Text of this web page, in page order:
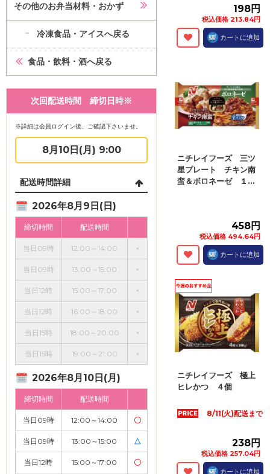
その他のお弁当材料・おかず
冷凍食品・アイスへ戻る
食品・飲料・酒へ戻る
次回配送時間 締切日時※
※詳細は会員ログイン後、ご確認下さいませ。
8月10日(月) 9:00
配送時間詳細
2026年8月9日(日)
締切時間 配送時間
当日09時 12:00～14:00 ×
当日09時 13:00～15:00 ×
当日12時 15:00～17:00 ×
当日12時 16:00～18:00 ×
当日15時 18:00～20:00 ×
当日15時 19:00～21:00 ×
2026年8月10日(月)
締切時間 配送時間
当日09時 12:00～14:00 〇
当日09時 13:00～15:00 △
当日12時 15:00～17:00 〇
198円
税込価格 213.84円
カートに追加
ニチレイフーズ 三ツ
星プレート チキン南
蛮＆ボロネーゼ １...
458円
税込価格 494.64円
カートに追加
ニチレイフーズ 極上
ヒレかつ ４個
8/11(火)配送まで
238円
税込価格 257.04円
カートに追加